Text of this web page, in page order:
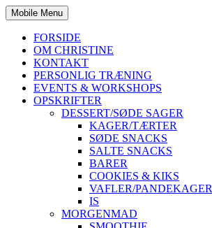
Mobile Menu
FORSIDE
OM CHRISTINE
KONTAKT
PERSONLIG TRÆNING
EVENTS & WORKSHOPS
OPSKRIFTER
DESSERT/SØDE SAGER
KAGER/TÆRTER
SØDE SNACKS
SALTE SNACKS
BARER
COOKIES & KIKS
VAFLER/PANDEKAGER
IS
MORGENMAD